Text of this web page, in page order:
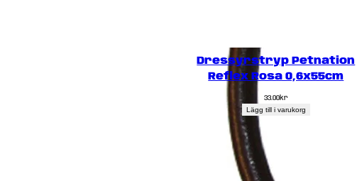
Dressyrstryp Petnation
Reflex Rosa 0,6x55cm
33.00kr
Lägg till i varukorg